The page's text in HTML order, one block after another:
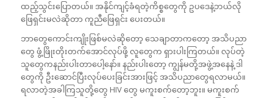
ထည့်သွင်းပြောတယ်။ အနိုင်ကျင့်ခံရတဲ့ကိစ္စတွေကို ဥပဒေနဲ့ဘယ်လို
ဖြေရှင်းမလဲဆိုတာ ကူညီဖြေရှင်း ပေးတယ်။
ဘာတွေကောင်းကျိုးဖြစ်မလဲဆိုတော့ သေချာတာကတော့ အသိပညာ
တွေ ဖွံ့ဖြိုးတိုးတက်အောင်လုပ်ဖို့ လူတွေက ရှားပါးကြတယ်။ လုပ်တဲ့
သူတွေကနည်းပါးတာပေါ့နော်။ နည်းပါးတော့ ကျွန်မတို့အဖွဲ့အနေနဲ့ ဒါ
တွေကို ဦးဆောင်ပြီးလုပ်ပေးခြင်းအားဖြင့် အသိပညာတွေရလာမယ်။
ရလာတဲ့အခါကြသူတို့တွေ HIV တွေ မကူးစက်တော့ဘူး။ မကူးစက်